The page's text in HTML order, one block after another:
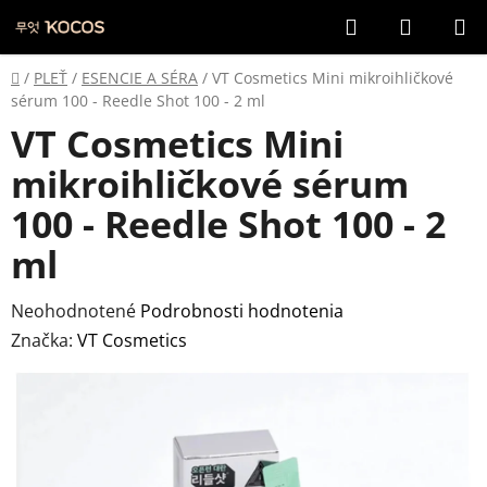
na
obsah
Hľadať
KOŠÍK
Domov
/ PLEŤ / ESENCIE A SÉRA / VT Cosmetics Mini mikroihličkové
sérum 100 - Reedle Shot 100 - 2 ml
VT Cosmetics Mini
mikroihličkové sérum
100 - Reedle Shot 100 - 2
ml
Priemerné
hodnotenie
Neohodnotené Podrobnosti hodnotenia
Značka: VT Cosmetics